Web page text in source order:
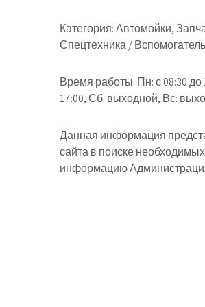
Категория:Автомойки,
Спецтехника /
Время работы: Пн: с 08:30 до
17:00, Сб: выходной, Вс:
Данная информация
сайта в поиске
информацию